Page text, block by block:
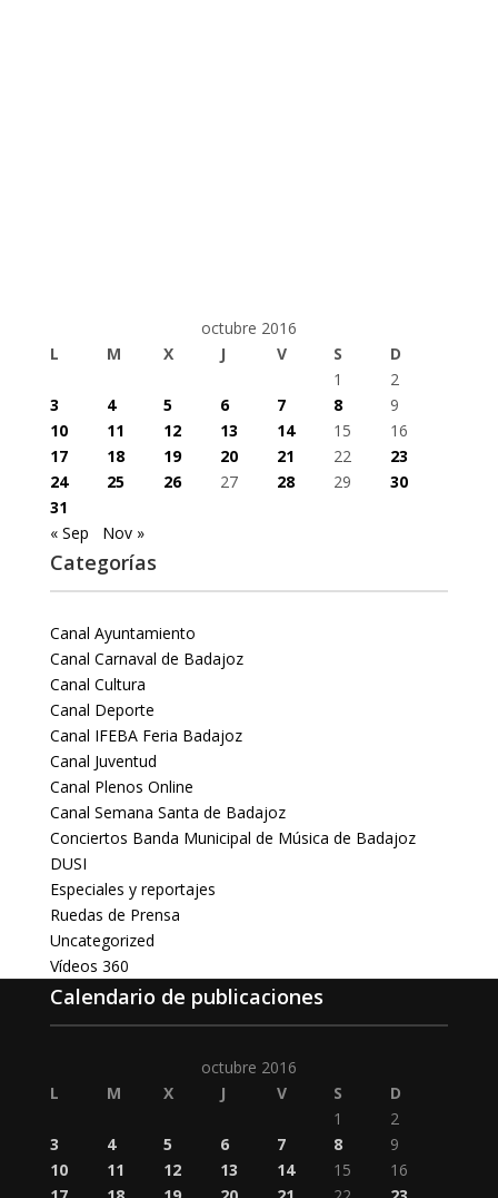
octubre 2016
L
M X J V S
D
1
2
3
4 5 6 7 8
9
10
11 12 13 14 15
16
17
18 19 20 21 22
23
24
25 26 27 28 29
30
31
« Sep
Nov »
Categorías
Canal Ayuntamiento
Canal Carnaval de Badajoz
Canal Cultura
Canal Deporte
Canal IFEBA Feria Badajoz
Canal Juventud
Canal Plenos Online
Canal Semana Santa de Badajoz
Conciertos Banda Municipal de Música de Badajoz
DUSI
Especiales y reportajes
Ruedas de Prensa
Uncategorized
Vídeos 360
Calendario de publicaciones
octubre 2016
L
M X J V S
D
1
2
3
4 5 6 7 8
9
10
11 12 13 14 15
16